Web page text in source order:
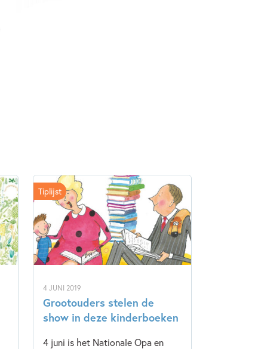
4 JUNI 2019
Grootouders stelen de
show in deze kinderboeken
4 juni is het Nationale Opa en
Tiplijst